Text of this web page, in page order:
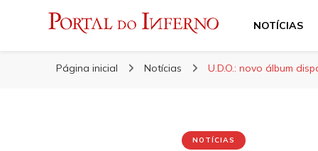
Portal do Inferno
NOTÍCIAS
Página inicial Notícias U.D.O.: novo álbum
NOTÍCIAS